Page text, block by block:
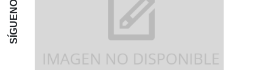
SÍGUENOS